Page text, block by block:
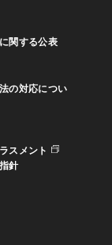
関する公表
の対応につい
スメント
針